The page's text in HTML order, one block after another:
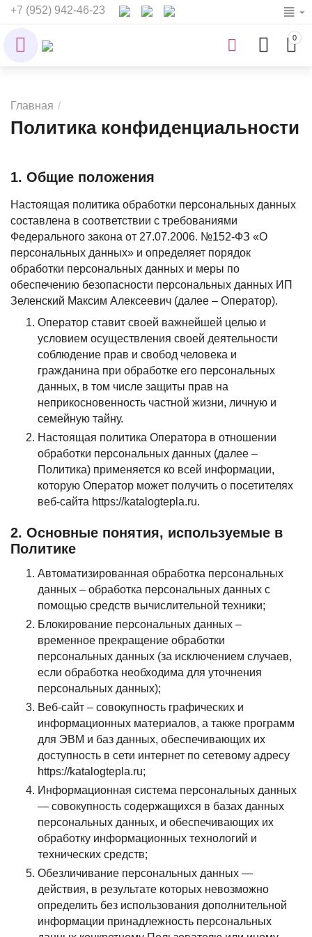
+7 (952) 942-46-23
0
Главная /
Политика конфиденциальности
1. Общие положения
Настоящая политика обработки персональных данных
составлена в соответствии с требованиями
Федерального закона от 27.07.2006. №152-ФЗ «О
персональных данных» и определяет порядок
обработки персональных данных и меры по
обеспечению безопасности персональных данных ИП
Зеленский Максим Алексеевич (далее – Оператор).
Оператор ставит своей важнейшей целью и
условием осуществления своей деятельности
соблюдение прав и свобод человека и
гражданина при обработке его персональных
данных, в том числе защиты прав на
неприкосновенность частной жизни, личную и
семейную тайну.
Настоящая политика Оператора в отношении
обработки персональных данных (далее –
Политика) применяется ко всей информации,
которую Оператор может получить о посетителях
веб-сайта https://katalogtepla.ru.
2. Основные понятия, используемые в
Политике
Автоматизированная обработка персональных
данных – обработка персональных данных с
помощью средств вычислительной техники;
Блокирование персональных данных –
временное прекращение обработки
персональных данных (за исключением случаев,
если обработка необходима для уточнения
персональных данных);
Веб-сайт – совокупность графических и
информационных материалов, а также программ
для ЭВМ и баз данных, обеспечивающих их
доступность в сети интернет по сетевому адресу
https://katalogtepla.ru;
Информационная система персональных данных
— совокупность содержащихся в базах данных
персональных данных, и обеспечивающих их
обработку информационных технологий и
технических средств;
Обезличивание персональных данных —
действия, в результате которых невозможно
определить без использования дополнительной
информации принадлежность персональных